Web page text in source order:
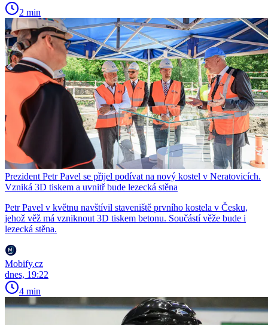
2 min
Prezident Petr Pavel se přijel podívat na nový kostel v Neratovicích.
Vzniká 3D tiskem a uvnitř bude lezecká stěna
Petr Pavel v květnu navštívil staveniště prvního kostela v Česku,
jehož věž má vzniknout 3D tiskem betonu. Součástí věže bude i
lezecká stěna.
Mobify.cz
dnes, 19:22
4 min